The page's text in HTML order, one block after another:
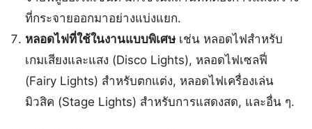
ที่กระจายออกมาอย่างแบ่งแยก.
หลอดไฟที่ใช้ในงานแบบพิเศษ เช่น หลอดไฟสำหรับ
เกมเสียงและแสง (Disco Lights), หลอดไฟเซลฟี่
(Fairy Lights) สำหรับตกแต่ง, หลอดไฟเครื่องเล่น
มิวสิค (Stage Lights) สำหรับการแสดงสด, และอื่น ๆ.